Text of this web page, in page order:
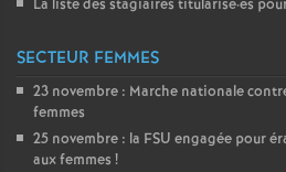
La liste des stagiaires titularisé·es
SECTEUR FEMMES
23 novembre : Marche nationale
femmes
25 novembre : la FSU engagée pour
aux femmes !